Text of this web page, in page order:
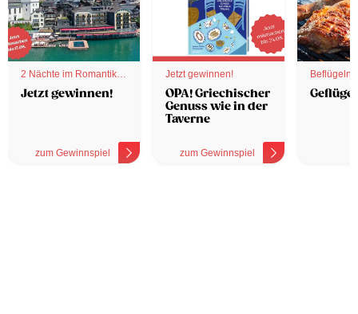
2 Nächte im Romantik
Hotel
Jetzt gewinnen!
zum Gewinnspiel
Jetzt gewinnen!
OPA! Griechischer
Genuss wie in der
Taverne
zum Gewinnspiel